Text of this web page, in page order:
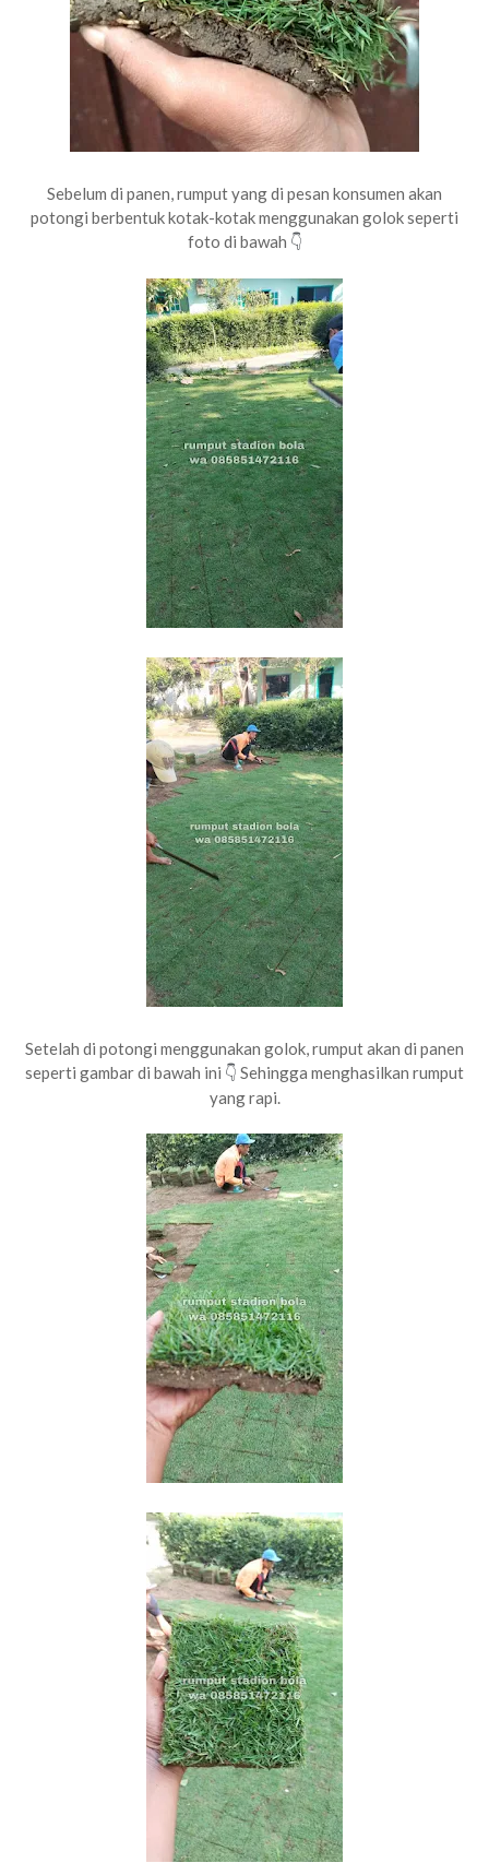
Sebelum di panen, rumput yang di pesan konsumen akan
potongi berbentuk kotak-kotak menggunakan golok seperti
foto di bawah 👇
Setelah di potongi menggunakan golok, rumput akan di panen
seperti gambar di bawah ini 👇 Sehingga menghasilkan rumput
yang rapi.